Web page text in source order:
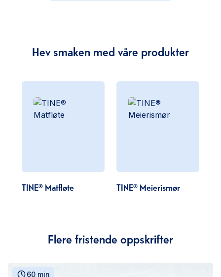
Hev smaken med våre produkter
TINE® Matfløte TINE® Meierismør
Flere fristende oppskrifter
60 min